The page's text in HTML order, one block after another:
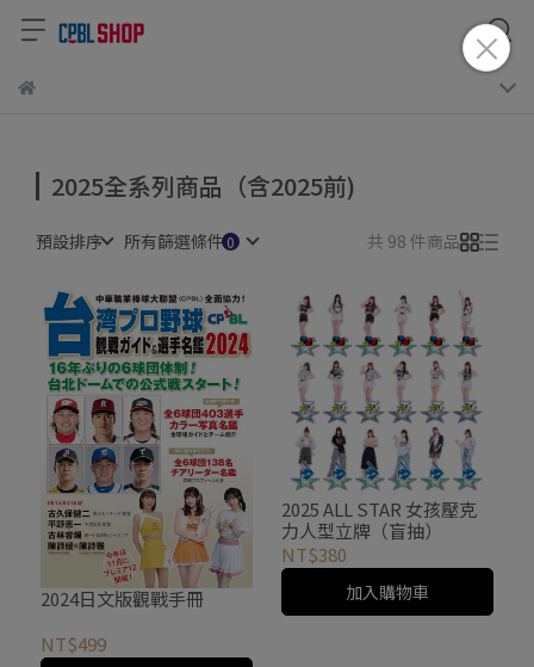
2025全系列商品（含2025前)
預設排序 所有篩選條件 共 98 件商品
2024日文版觀戰手冊
NT$499
2025 ALL STAR 女孩壓克
力人型立牌（盲抽）
NT$380
加入購物車